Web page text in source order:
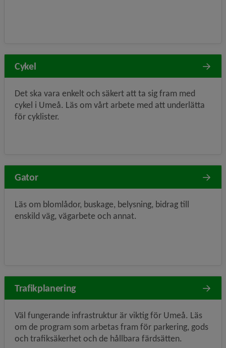
Cykel
Det ska vara enkelt och säkert att ta sig fram med
cykel i Umeå. Läs om vårt arbete med att underlätta
för cyklister.
Gator
Läs om blomlådor, buskage, belysning, bidrag till
enskild väg, vägarbete och annat.
Trafikplanering
Väl fungerande infrastruktur är viktig för Umeå. Läs
om de program som arbetas fram för parkering, gods
och trafiksäkerhet och de hållbara färdsätten.